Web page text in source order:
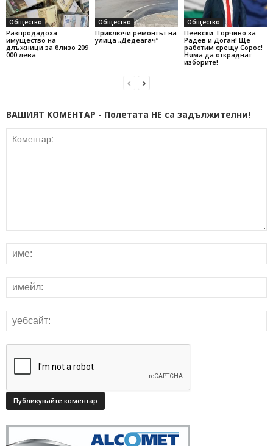
Общество
Разпродадоха
имущество на
длъжници за близо 209
000 лева
Общество
Приключи ремонтът на
улица „Дедеагач“
Общество
Пеевски: Горчиво за
Радев и Доган! Ще
работим срещу Сорос!
Няма да откраднат
изборите!
ВАШИЯТ КОМЕНТАР - Полетата НЕ са задължителни!